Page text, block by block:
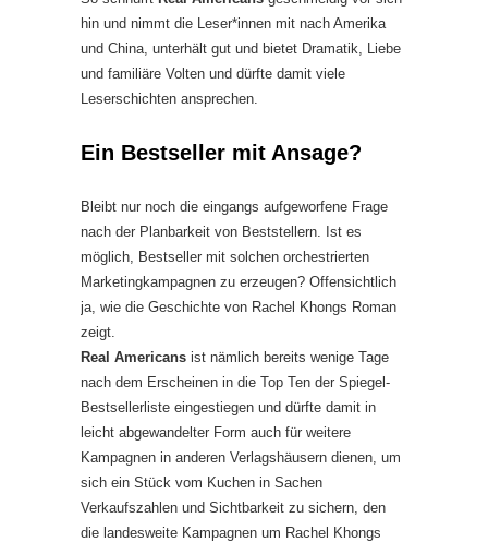
hin und nimmt die Leser*innen mit nach Amerika
und China, unterhält gut und bietet Dramatik, Liebe
und familiäre Volten und dürfte damit viele
Leserschichten ansprechen.
Ein Bestseller mit Ansage?
Bleibt nur noch die eingangs aufgeworfene Frage
nach der Planbarkeit von Beststellern. Ist es
möglich, Bestseller mit solchen orchestrierten
Marketingkampagnen zu erzeugen? Offensichtlich
ja, wie die Geschichte von Rachel Khongs Roman
zeigt.
Real Americans ist nämlich bereits wenige Tage
nach dem Erscheinen in die Top Ten der Spiegel-
Bestsellerliste eingestiegen und dürfte damit in
leicht abgewandelter Form auch für weitere
Kampagnen in anderen Verlagshäusern dienen, um
sich ein Stück vom Kuchen in Sachen
Verkaufszahlen und Sichtbarkeit zu sichern, den
die landesweite Kampagnen um Rachel Khongs